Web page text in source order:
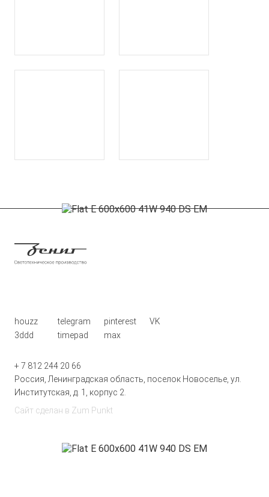
houzz telegram pinterest
VK
3ddd
timepad max
+ 7 812 244 20 66
Россия, Ленинградская область, поселок Новоселье, ул.
Институтская, д. 1, корпус 2.
Сайт сделан в Zum Punkt